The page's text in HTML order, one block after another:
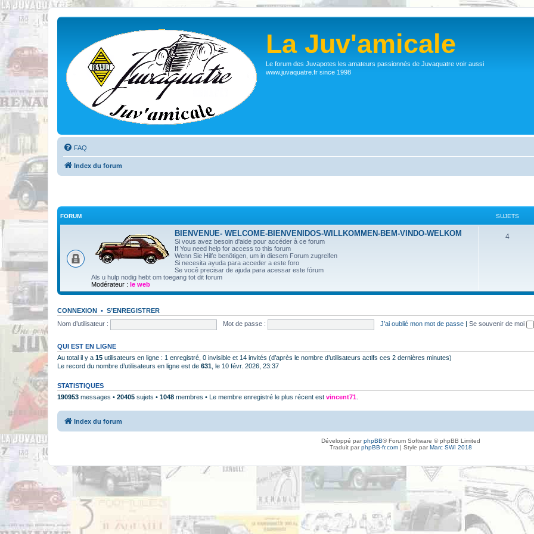
La Juv'amicale
Le forum des Juvapotes les amateurs passionnés de Juvaquatre voir aussi
www.juvaquatre.fr since 1998
FAQ
Index du forum
FORUM SUJETS
BIENVENUE- WELCOME-BIENVENIDOS-WILLKOMMEN-BEM-VINDO-WELKOM
Si vous avez besoin d'aide pour accéder à ce forum
If You need help for access to this forum
Wenn Sie Hilfe benötigen, um in diesem Forum zugreifen
Si necesita ayuda para acceder a este foro
Se você precisar de ajuda para acessar este fórum
Als u hulp nodig hebt om toegang tot dit forum
Modérateur : le web
4
CONNEXION • S’ENREGISTRER
Nom d’utilisateur :
Mot de passe : J’ai oublié mon mot de passe Se souvenir de moi
QUI EST EN LIGNE
Au total il y a 15 utilisateurs en ligne : 1 enregistré, 0 invisible et 14 invités (d’après le nombre d’utilisateurs actifs ces 2 dernières minutes)
Le record du nombre d’utilisateurs en ligne est de 631 , le 10 févr. 2026, 23:37
STATISTIQUES
190953 messages • 20405 sujets • 1048 membres • Le membre enregistré le plus récent est vincent71
Index du forum
Développé parphpBB® Forum Software © phpBB Limited
Traduit parphpBB-fr.com| Style parMarc SWI 2018